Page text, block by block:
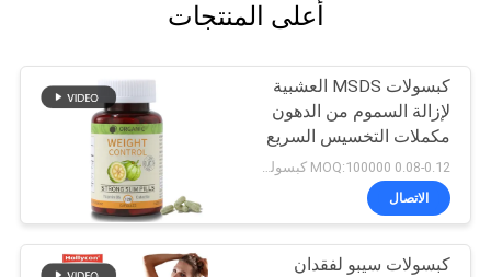
أعلى المنتجات
كبسولات MSDS العشبية
لإزالة السموم من الدهون
مكملات التخسيس السريع
120 كبسولة
الاتصال
كبسولات سيبو لفقدان